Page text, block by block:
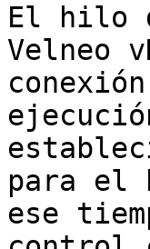
El hilo
Velneo
para el
ese